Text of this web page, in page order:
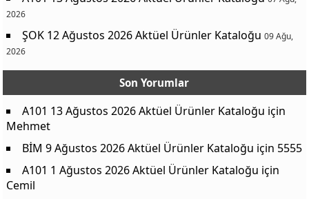
2026
ŞOK 12 Ağustos 2026 Aktüel Ürünler Kataloğu 09 Ağu,
2026
Son Yorumlar
A101 13 Ağustos 2026 Aktüel Ürünler Kataloğu için
Mehmet
BİM 9 Ağustos 2026 Aktüel Ürünler Kataloğu için 5555
A101 1 Ağustos 2026 Aktüel Ürünler Kataloğu için
Cemil